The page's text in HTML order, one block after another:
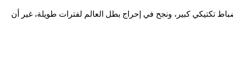
تكتيكي كبير، ونجح في إحراج بطل العالم لفترات طويلة، غير أن